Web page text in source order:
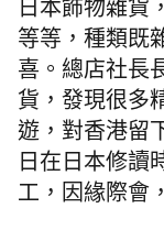
日本飾物雜貨
等等，種類既
喜。 總店社長
貨，發現很多
遊，對香港留
日在日本修讀
工，因緣際會